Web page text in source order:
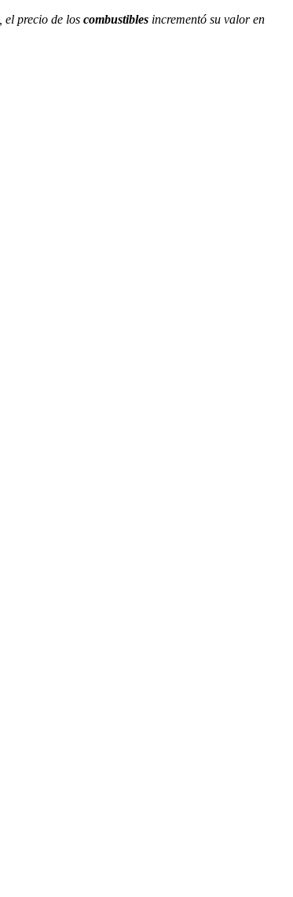
, el precio de los combustibles incrementó su valor en